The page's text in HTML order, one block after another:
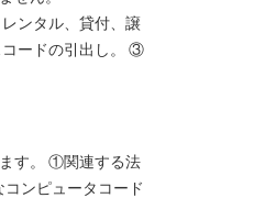
ンタル、貸付、譲
コードの引出し。 ③
す。 ①関連する法
ンピュータコード